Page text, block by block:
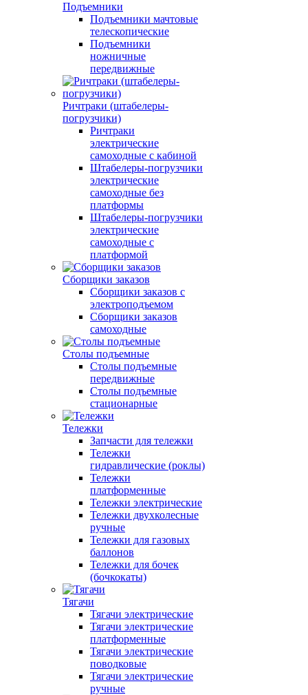
Подъемники
Подъемники мачтовые
телескопические
Подъемники
ножничные
передвижные
Ричтраки (штабелеры-
погрузчики)
Ричтраки
электрические
самоходные с кабиной
Штабелеры-погрузчики
электрические
самоходные без
платформы
Штабелеры-погрузчики
электрические
самоходные с
платформой
Сборщики заказов
Сборщики заказов с
электроподъемом
Сборщики заказов
самоходные
Столы подъемные
Столы подъемные
передвижные
Столы подъемные
стационарные
Тележки
Запчасти для тележки
Тележки
гидравлические (роклы)
Тележки
платформенные
Тележки электрические
Тележки двухколесные
ручные
Тележки для газовых
баллонов
Тележки для бочек
(бочкокаты)
Тягачи
Тягачи электрические
Тягачи электрические
платформенные
Тягачи электрические
поводковые
Тягачи электрические
ручные